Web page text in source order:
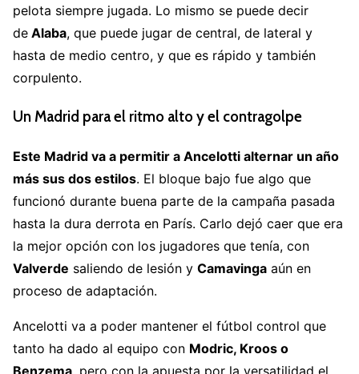
pelota siempre jugada. Lo mismo se puede decir
de Alaba, que puede jugar de central, de lateral y
hasta de medio centro, y que es rápido y también
corpulento.
Un Madrid para el ritmo alto y el contragolpe
Este Madrid va a permitir a Ancelotti alternar un año
más sus dos estilos. El bloque bajo fue algo que
funcionó durante buena parte de la campaña pasada
hasta la dura derrota en París. Carlo dejó caer que era
la mejor opción con los jugadores que tenía, con
Valverde saliendo de lesión y Camavinga aún en
proceso de adaptación.
Ancelotti va a poder mantener el fútbol control que
tanto ha dado al equipo con Modric, Kroos o
Benzema, pero con la apuesta por la versatilidad el